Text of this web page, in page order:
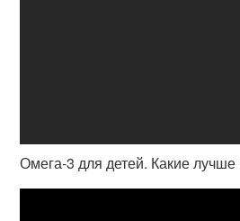
Омега-3 для детей. Какие